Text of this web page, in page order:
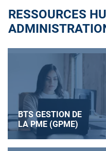
RESSOURCES
BTS GESTION DE
LA PME (GPME)